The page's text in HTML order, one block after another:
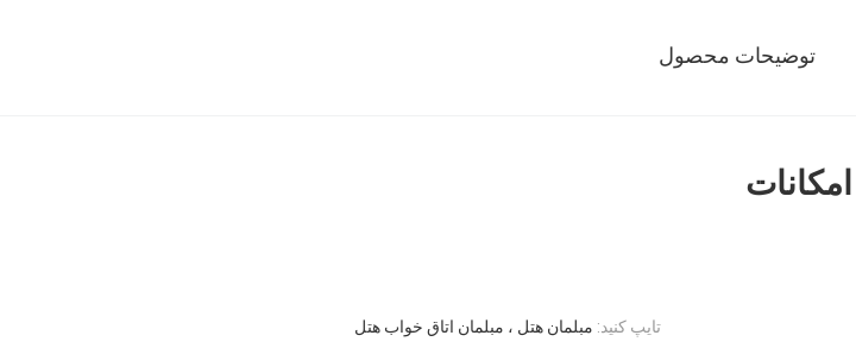
توضیحات محصول
امکانات
تایپ کنید: مبلمان هتل ، مبلمان اتاق خواب هتل